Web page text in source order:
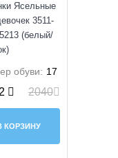
Ясельные
3511-
(белый/
обуви: 17
2040
КОРЗИНУ